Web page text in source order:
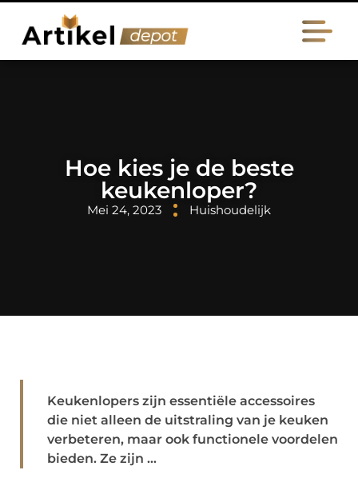
Hoe kies je de beste
keukenloper?
Mei 24, 2023 Huishoudelijk
Keukenlopers zijn essentiële accessoires
die niet alleen de uitstraling van je keuken
verbeteren, maar ook functionele voordelen
bieden. Ze zijn ...